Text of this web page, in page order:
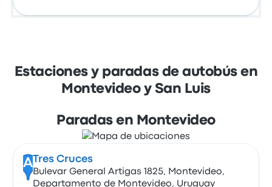
Estaciones y paradas de autobús en
Montevideo y San Luis
Paradas en Montevideo
A Tres Cruces
Bulevar General Artigas 1825, Montevideo,
Departamento de Montevideo, Uruguay